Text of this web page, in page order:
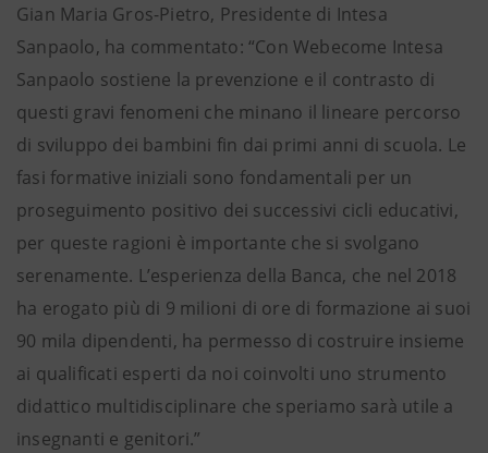
Gian Maria Gros-Pietro, Presidente di Intesa
Sanpaolo, ha commentato: “Con Webecome Intesa
Sanpaolo sostiene la prevenzione e il contrasto di
questi gravi fenomeni che minano il lineare percorso
di sviluppo dei bambini fin dai primi anni di scuola. Le
fasi formative iniziali sono fondamentali per un
proseguimento positivo dei successivi cicli educativi,
per queste ragioni è importante che si svolgano
serenamente. L’esperienza della Banca, che nel 2018
ha erogato più di 9 milioni di ore di formazione ai suoi
90 mila dipendenti, ha permesso di costruire insieme
ai qualificati esperti da noi coinvolti uno strumento
didattico multidisciplinare che speriamo sarà utile a
insegnanti e genitori.”